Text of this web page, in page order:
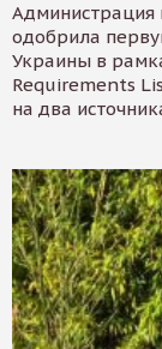
одобрила
Украины в
Requirements
на два